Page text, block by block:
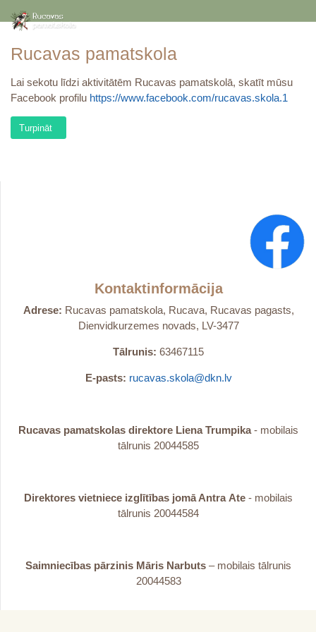
Rucavas pamatskola
Lai sekotu līdzi aktivitātēm Rucavas pamatskolā, skatīt mūsu
Facebook profilu https://www.facebook.com/rucavas.skola.1
Nākamais raksts: Zinību diena 2024
Turpināt
Kontaktinformācija
Adrese: Rucavas pamatskola, Rucava, Rucavas pagasts,
Dienvidkurzemes novads, LV-3477
Tālrunis: 63467115
E-pasts: rucavas.skola@dkn.lv
Rucavas pamatskolas direktore Liena Trumpika- mobilais
tālrunis 20044585
Direktores vietniece izglītības jomā Antra Ate - mobilais
tālrunis 20044584
Saimniecības pārzinis Māris Narbuts – mobilais tālrunis
20044583